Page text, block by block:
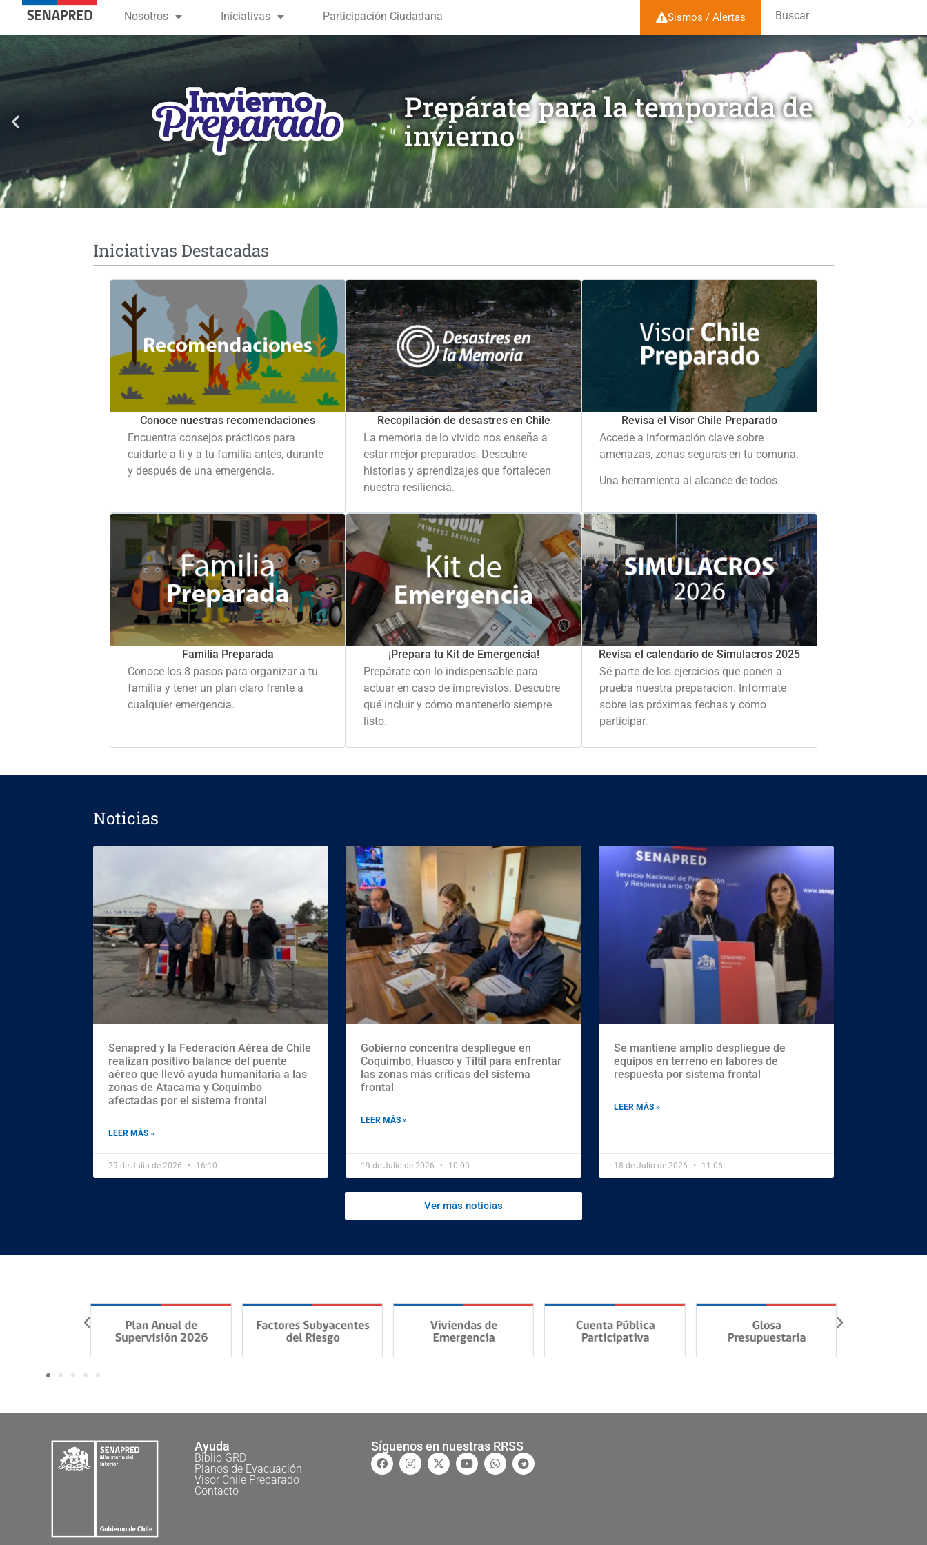
contenido
Nosotros Iniciativas Participación Ciudadana Sismos / Alertas Buscar
Prepárate para la temporada de
invierno
Iniciativas Destacadas
Conoce nuestras recomendaciones
Encuentra consejos prácticos para
cuidarte a ti y a tu familia antes, durante
y después de una emergencia.
Recopilación de desastres en Chile
La memoria de lo vivido nos enseña a
estar mejor preparados. Descubre
historias y aprendizajes que fortalecen
nuestra resiliencia.
Revisa el Visor Chile Preparado
Accede a información clave sobre
amenazas, zonas seguras en tu comuna.
Una herramienta al alcance de todos.
Familia Preparada
Conoce los 8 pasos para organizar a tu
familia y tener un plan claro frente a
cualquier emergencia.
¡Prepara tu Kit de Emergencia!
Prepárate con lo indispensable para
actuar en caso de imprevistos. Descubre
qué incluir y cómo mantenerlo siempre
listo.
Revisa el calendario de Simulacros 2025
Sé parte de los ejercicios que ponen a
prueba nuestra preparación. Infórmate
sobre las próximas fechas y cómo
participar.
Noticias
Senapred y la Federación Aérea de Chile
realizan positivo balance del puente
aéreo que llevó ayuda humanitaria a las
zonas de Atacama y Coquimbo
afectadas por el sistema frontal
LEER MÁS »
29 de Julio de 2026 16:10
Gobierno concentra despliegue en
Coquimbo, Huasco y Tiltil para enfrentar
las zonas más críticas del sistema
frontal
LEER MÁS »
19 de Julio de 2026 10:00
Se mantiene amplio despliegue de
equipos en terreno en labores de
respuesta por sistema frontal
LEER MÁS »
18 de Julio de 2026 11:06
Ver más noticias
Ayuda
Biblio GRD
Planos de Evacuación
Visor Chile Preparado
Contacto
Síguenos en nuestras RRSS